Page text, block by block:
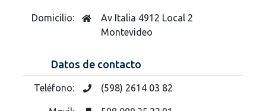
Domicilio:
Av Italia 4912 Local 2
Montevideo
Datos de contacto
Teléfono: (598) 2614 03 82